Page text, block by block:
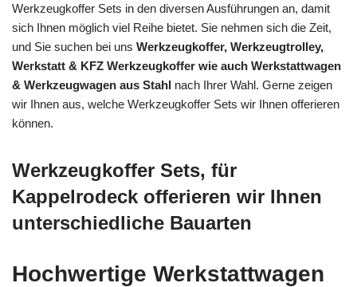
Werkzeugkoffer Sets in den diversen Ausführungen an, damit
sich Ihnen möglich viel Reihe bietet. Sie nehmen sich die Zeit,
und Sie suchen bei uns Werkzeugkoffer, Werkzeugtrolley,
Werkstatt & KFZ Werkzeugkoffer wie auch Werkstattwagen
& Werkzeugwagen aus Stahl nach Ihrer Wahl. Gerne zeigen
wir Ihnen aus, welche Werkzeugkoffer Sets wir Ihnen offerieren
können.
Werkzeugkoffer Sets, für
Kappelrodeck offerieren wir Ihnen
unterschiedliche Bauarten
Hochwertige Werkstattwagen